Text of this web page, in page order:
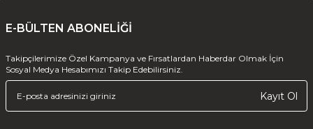
E-BÜLTEN ABONELİĞİ
Takipçilerimize Özel Kampanya ve Fırsatlardan Haberdar Olmak İçin
Sosyal Medya Hesabımızı Takip Edebilirsiniz.
Kayıt Ol